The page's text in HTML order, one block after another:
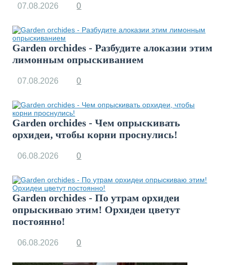
07.08.2026 0
Garden orchides - Разбудите алоказии этим
лимонным опрыскиванием
07.08.2026 0
Garden orchides - Чем опрыскивать
орхидеи, чтобы корни проснулись!
06.08.2026 0
Garden orchides - По утрам орхидеи
опрыскиваю этим! Орхидеи цветут
постоянно!
06.08.2026 0